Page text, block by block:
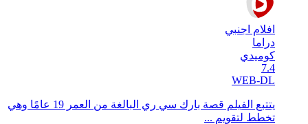
افلام اجنبي
دراما
كوميدي
7.4
WEB-DL
يتتبع الفيلم قصة بارك سي ري البالغة من العمر 19 عامًا وهي
تخطط لتقويم ...